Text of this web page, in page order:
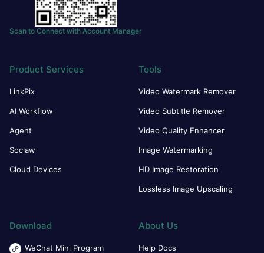
Scan to Connect with Account Manager
Product Services
LinkPix
AI Workflow
Agent
Soclaw
Cloud Devices
Tools
Video Watermark Remover
Video Subtitle Remover
Video Quality Enhancer
Image Watermarking
HD Image Restoration
Lossless Image Upscaling
Download
WeChat Mini Program
About Us
Help Docs